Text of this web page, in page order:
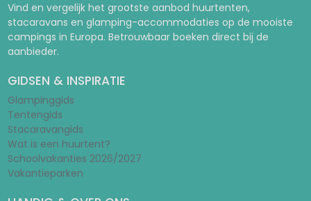
Vind en vergelijk het grootste aanbod huurtenten,
stacaravans en glamping-accommodaties op de mooiste
campings in Europa. Betrouwbaar boeken direct bij de
aanbieder.
GIDSEN & INSPIRATIE
Glampinggids
Tentengids
Stacaravangids
Wat is een huurtent?
Schoolvakanties 2026/2027
Vakantieparken